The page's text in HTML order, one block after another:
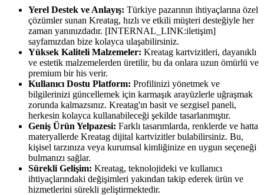
Yerel Destek ve Anlayış: Türkiye pazarının ihtiyaçlarına özel
çözümler sunan Kreatag, hızlı ve etkili müşteri desteğiyle her
zaman yanınızdadır. [INTERNAL_LINK:iletişim]
sayfamızdan bize kolayca ulaşabilirsiniz.
Yüksek Kaliteli Malzemeler: Kreatag kartvizitleri, dayanıklı
ve estetik malzemelerden üretilir, bu da onlara uzun ömürlü ve
premium bir his verir.
Kullanıcı Dostu Platform: Profilinizi yönetmek ve
bilgilerinizi güncellemek için karmaşık arayüzlerle uğraşmak
zorunda kalmazsınız. Kreatag'ın basit ve sezgisel paneli,
herkesin kolayca kullanabileceği şekilde tasarlanmıştır.
Geniş Ürün Yelpazesi: Farklı tasarımlarda, renklerde ve hatta
materyallerde Kreatag dijital kartvizitler bulabilirsiniz. Bu,
kişisel tarzınıza veya kurumsal kimliğinize en uygun seçeneği
bulmanızı sağlar.
Sürekli Gelişim: Kreatag, teknolojideki ve kullanıcı
ihtiyaçlarındaki değişimleri yakından takip ederek ürün ve
hizmetlerini sürekli geliştirmektedir.